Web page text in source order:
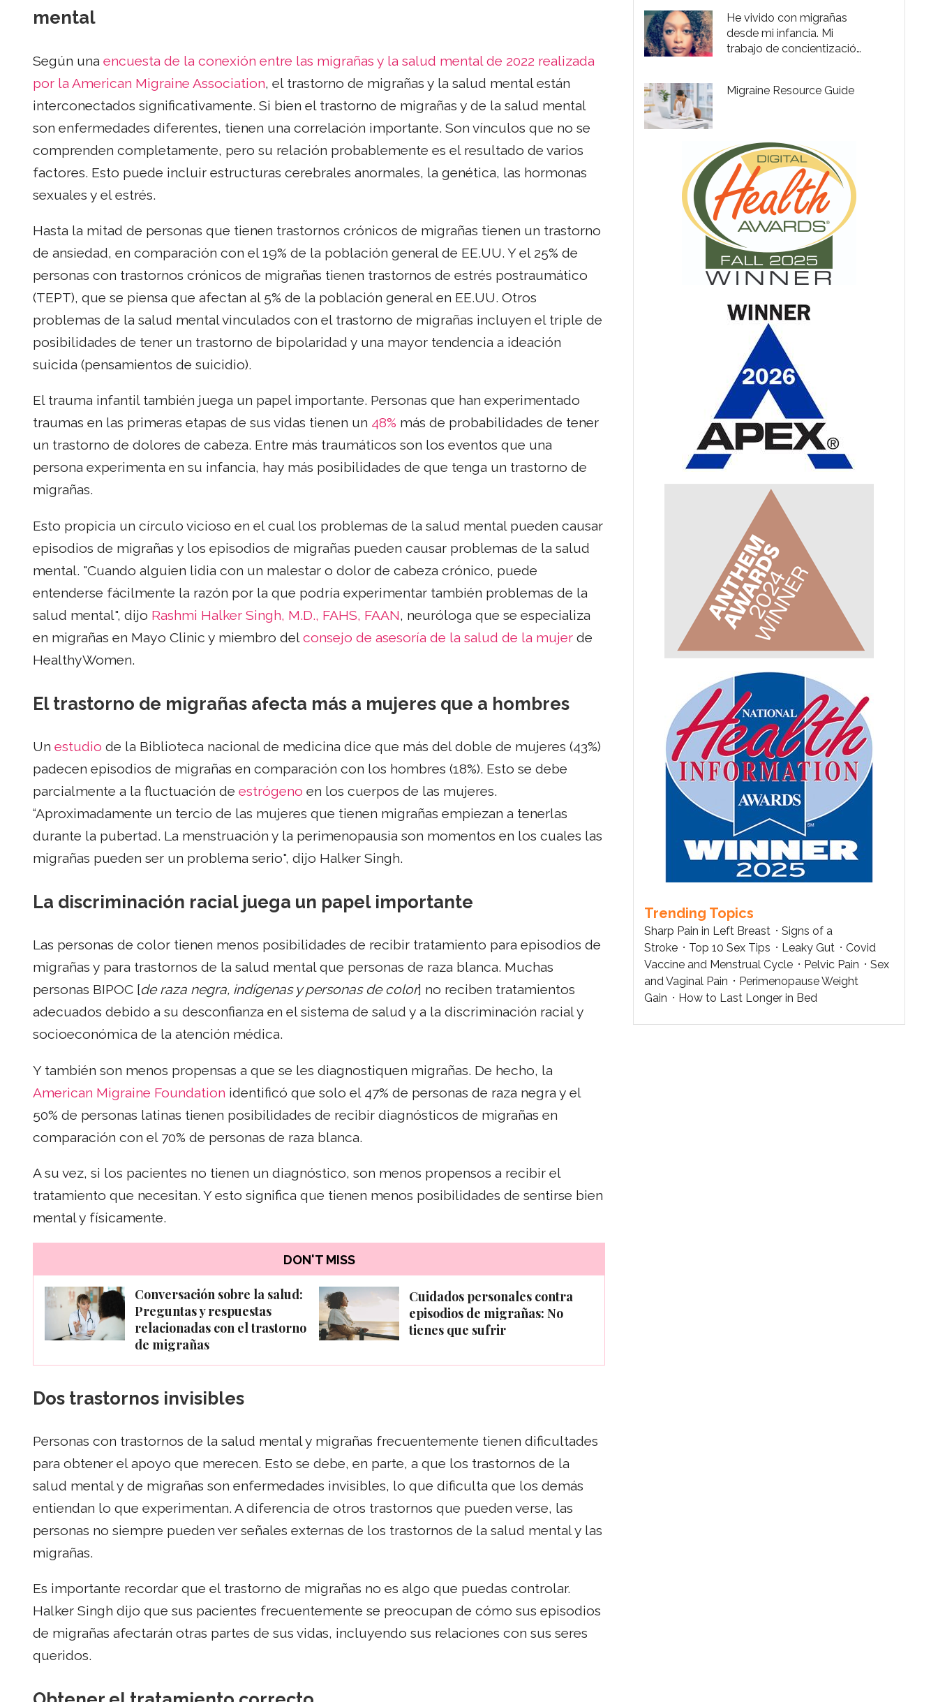
mental
Según una encuesta de la conexión entre las migrañas y la salud mental de 2022 realizada
por la American Migraine Association, el trastorno de migrañas y la salud mental están
interconectados significativamente. Si bien el trastorno de migrañas y de la salud mental
son enfermedades diferentes, tienen una correlación importante. Son vínculos que no se
comprenden completamente, pero su relación probablemente es el resultado de varios
factores. Esto puede incluir estructuras cerebrales anormales, la genética, las hormonas
sexuales y el estrés.
Hasta la mitad de personas que tienen trastornos crónicos de migrañas tienen un trastorno
de ansiedad, en comparación con el 19% de la población general de EE.UU. Y el 25% de
personas con trastornos crónicos de migrañas tienen trastornos de estrés postraumático
(TEPT), que se piensa que afectan al 5% de la población general en EE.UU. Otros
problemas de la salud mental vinculados con el trastorno de migrañas incluyen el triple de
posibilidades de tener un trastorno de bipolaridad y una mayor tendencia a ideación
suicida (pensamientos de suicidio).
El trauma infantil también juega un papel importante. Personas que han experimentado
traumas en las primeras etapas de sus vidas tienen un 48% más de probabilidades de tener
un trastorno de dolores de cabeza. Entre más traumáticos son los eventos que una
persona experimenta en su infancia, hay más posibilidades de que tenga un trastorno de
migrañas.
Esto propicia un círculo vicioso en el cual los problemas de la salud mental pueden causar
episodios de migrañas y los episodios de migrañas pueden causar problemas de la salud
mental. "Cuando alguien lidia con un malestar o dolor de cabeza crónico, puede
entenderse fácilmente la razón por la que podría experimentar también problemas de la
salud mental", dijo Rashmi Halker Singh, M.D., FAHS, FAAN, neuróloga que se especializa
en migrañas en Mayo Clinic y miembro delconsejo de asesoría de la salud de la mujer de
HealthyWomen.
El trastorno de migrañas afecta más a mujeres que a hombres
Un estudio de la Biblioteca nacional de medicina dice que más del doble de mujeres (43%)
padecen episodios de migrañas en comparación con los hombres (18%). Esto se debe
parcialmente a la fluctuación de estrógeno en los cuerpos de las mujeres.
“Aproximadamente un tercio de las mujeres que tienen migrañas empiezan a tenerlas
durante la pubertad. La menstruación y la perimenopausia son momentos en los cuales las
migrañas pueden ser un problema serio", dijo Halker Singh.
La discriminación racial juega un papel importante
Las personas de color tienen menos posibilidades de recibir tratamiento para episodios de
migrañas y para trastornos de la salud mental que personas de raza blanca. Muchas
personas BIPOC [de raza negra, indígenas y personas de color] no reciben tratamientos
adecuados debido a su desconfianza en el sistema de salud y a la discriminación racial y
socioeconómica de la atención médica.
Y también son menos propensas a que se les diagnostiquen migrañas. De hecho, la
American Migraine Foundation identificó que solo el 47% de personas de raza negra y el
50% de personas latinas tienen posibilidades de recibir diagnósticos de migrañas en
comparación con el 70% de personas de raza blanca.
A su vez, si los pacientes no tienen un diagnóstico, son menos propensos a recibir el
tratamiento que necesitan. Y esto significa que tienen menos posibilidades de sentirse bien
mental y físicamente.
DON'T MISS
Conversación sobre la salud:
Preguntas y respuestas
relacionadas con el trastorno
de migrañas
Cuidados personales contra
episodios de migrañas: No
tienes que sufrir
Dos trastornos invisibles
Personas con trastornos de la salud mental y migrañas frecuentemente tienen dificultades
para obtener el apoyo que merecen. Esto se debe, en parte, a que los trastornos de la
salud mental y de migrañas son enfermedades invisibles, lo que dificulta que los demás
entiendan lo que experimentan. A diferencia de otros trastornos que pueden verse, las
personas no siempre pueden ver señales externas de los trastornos de la salud mental y las
migrañas.
Es importante recordar que el trastorno de migrañas no es algo que puedas controlar.
Halker Singh dijo que sus pacientes frecuentemente se preocupan de cómo sus episodios
de migrañas afectarán otras partes de sus vidas, incluyendo sus relaciones con sus seres
queridos.
He vivido con migrañas
desde mi infancia. Mi
trabajo de concientización
Migraine Resource Guide
Trending Topics
Sharp Pain in Left Breast
Signs of a
Stroke
Top 10 Sex Tips Leaky Gut
Covid
Vaccine and Menstrual Cycle
Pelvic Pain
Sex
and Vaginal Pain
Perimenopause Weight
Gain
How to Last Longer in Bed